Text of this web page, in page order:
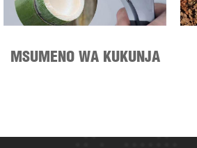
MSUMENO WA KUKUNJA